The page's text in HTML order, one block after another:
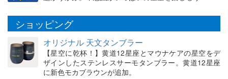
ショッピング
オリジナル 天文タンブラー
【星空に乾杯！】黄道12星座とマウナケアの星空をデ
ザインしたステンレスサーモタンブラー。黄道12星座
に新色モカブラウンが追加。